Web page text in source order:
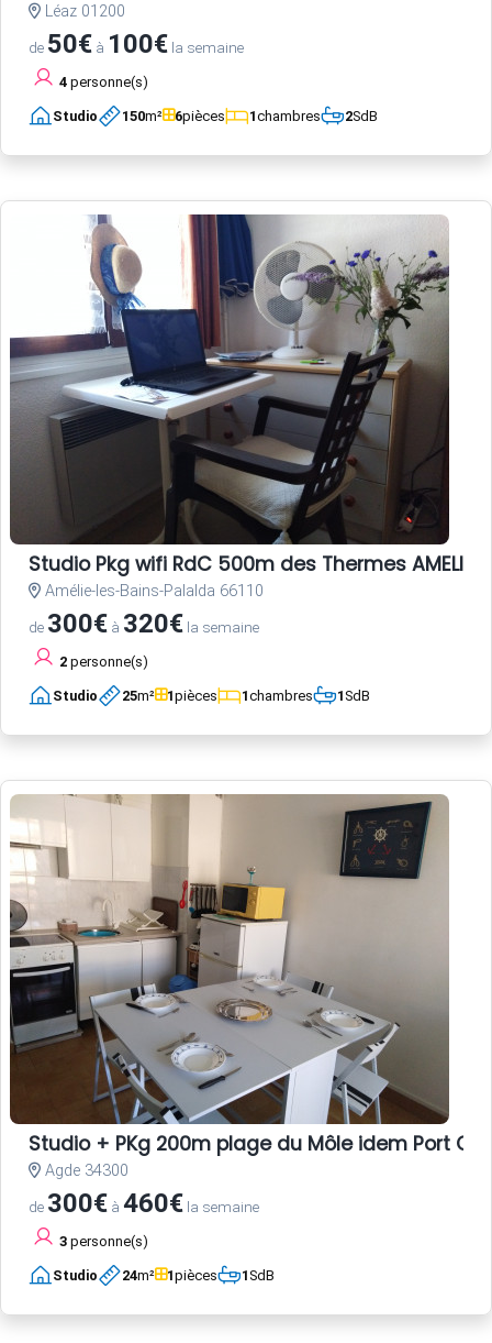
Léaz 01200
de 50€ à 100€ la semaine
4 personne(s)
Studio 150m² 6pièces 1chambres 2SdB
Studio Pkg wifi RdC 500m des Thermes AMELIE
Amélie-les-Bains-Palalda 66110
de 300€ à 320€ la semaine
2 personne(s)
Studio 25m² 1pièces 1chambres 1SdB
Studio + PKg 200m plage du Môle idem Port
Agde 34300
de 300€ à 460€ la semaine
3 personne(s)
Studio 24m² 1pièces 1SdB